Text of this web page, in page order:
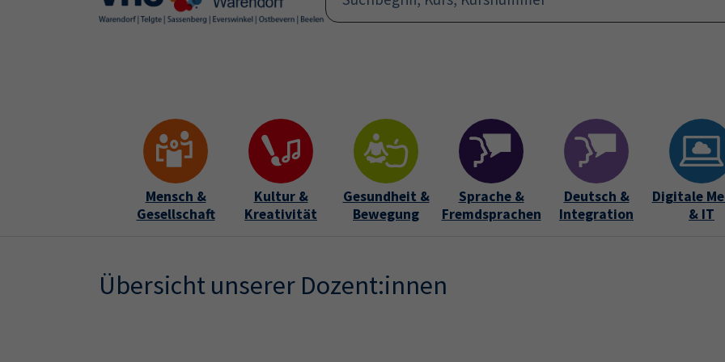
Skip to main content
Skip to page footer
Mensch &
Gesellschaft
Kultur &
Kreativität
Gesundheit &
Bewegung
Sprache &
Fremdsprachen
Deutsch &
Integration
Digitale
& IT
Übersicht unserer Dozent:innen